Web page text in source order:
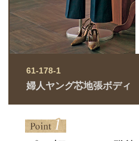
61-178-1
婦人ヤング芯地張ボディ